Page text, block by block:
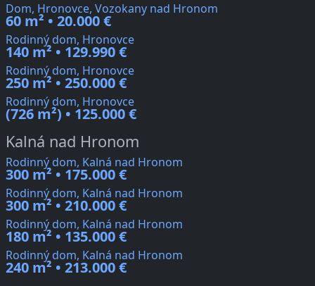
Dom, Hronovce, Vozokany nad Hronom
60 m² • 20.000 €
Rodinný dom, Hronovce
140 m² • 129.990 €
Rodinný dom, Hronovce
250 m² • 250.000 €
Rodinný dom, Hronovce
(726 m²) • 125.000 €
Kalná nad Hronom
Rodinný dom, Kalná nad Hronom
300 m² • 175.000 €
Rodinný dom, Kalná nad Hronom
300 m² • 210.000 €
Rodinný dom, Kalná nad Hronom
180 m² • 135.000 €
Rodinný dom, Kalná nad Hronom
240 m² • 213.000 €